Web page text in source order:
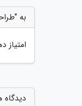
به
امتیاز
دیدگاه